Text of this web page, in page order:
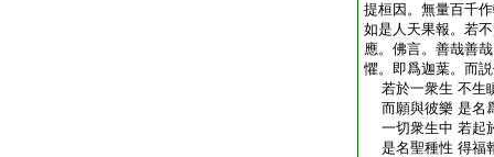
提桓因。無量百千
如是人天果報。若
應。佛言。善哉善
懼。即爲迦葉。而
若於一衆生 不生
而願與彼樂 是名
一切衆生中 若起
是名聖種性 得福